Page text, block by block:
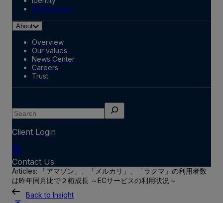
Marketplace
About
Overview
Our values
News Center
Careers
Trust
Search
Client Login
Contact Us
Articles: 「アマゾン」、「メルカリ」、「ラクマ」の利用者数
は昨年同月比で２桁成長 ～ECサービスの利用状況～
Back to Insight